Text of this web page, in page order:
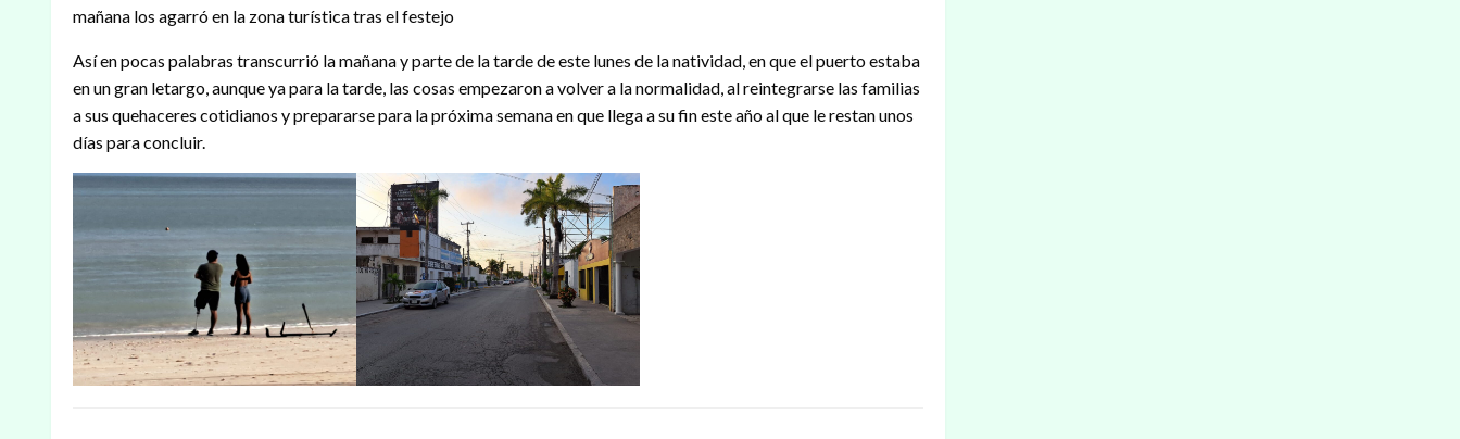
mañana los agarró en la zona turística tras el festejo
Así en pocas palabras transcurrió la mañana y parte de la tarde de este lunes de la natividad, en que el puerto estaba
en un gran letargo, aunque ya para la tarde, las cosas empezaron a volver a la normalidad, al reintegrarse las familias
a sus quehaceres cotidianos y prepararse para la próxima semana en que llega a su fin este año al que le restan unos
días para concluir.